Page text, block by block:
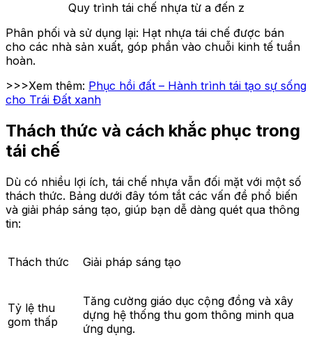
Quy trình tái chế nhựa từ a đến z
Phân phối và sử dụng lại: Hạt nhựa tái chế được bán
cho các nhà sản xuất, góp phần vào chuỗi kinh tế tuần
hoàn.
>>>Xem thêm: Phục hồi đất – Hành trình tái tạo sự sống
cho Trái Đất xanh
Thách thức và cách khắc phục trong
tái chế
Dù có nhiều lợi ích, tái chế nhựa vẫn đối mặt với một số
thách thức. Bảng dưới đây tóm tắt các vấn đề phổ biến
và giải pháp sáng tạo, giúp bạn dễ dàng quét qua thông
tin:
Thách thức Giải pháp sáng tạo
Tỷ lệ thu
gom thấp
Tăng cường giáo dục cộng đồng và xây
dựng hệ thống thu gom thông minh qua
ứng dụng.